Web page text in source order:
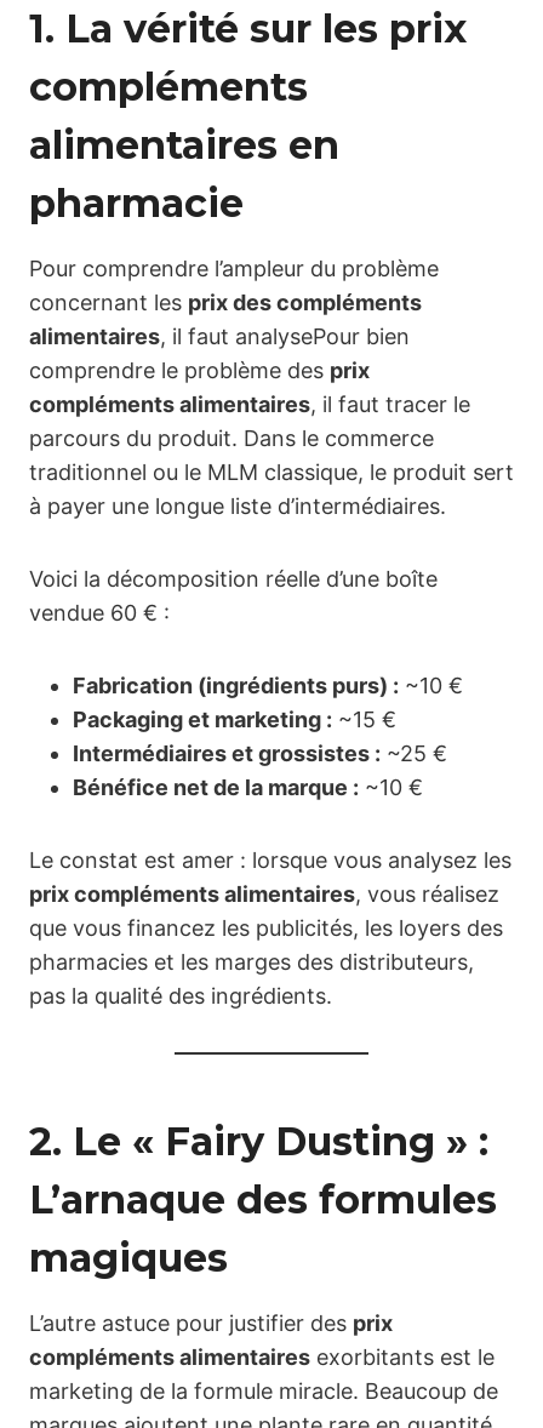
1. La vérité sur les prix
compléments
alimentaires en
pharmacie
Pour comprendre l’ampleur du problème
concernant les prix des compléments
alimentaires, il faut analysePour bien
comprendre le problème des prix
compléments alimentaires, il faut tracer le
parcours du produit. Dans le commerce
traditionnel ou le MLM classique, le produit sert
à payer une longue liste d’intermédiaires.
Voici la décomposition réelle d’une boîte
vendue 60 € :
Fabrication (ingrédients purs) : ~10 €
Packaging et marketing : ~15 €
Intermédiaires et grossistes : ~25 €
Bénéfice net de la marque : ~10 €
Le constat est amer : lorsque vous analysez les
prix compléments alimentaires, vous réalisez
que vous financez les publicités, les loyers des
pharmacies et les marges des distributeurs,
pas la qualité des ingrédients.
2. Le « Fairy Dusting » :
L’arnaque des formules
magiques
L’autre astuce pour justifier des prix
compléments alimentaires exorbitants est le
marketing de la formule miracle. Beaucoup de